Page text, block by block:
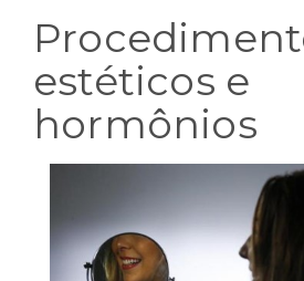
estéticos e
hormônios